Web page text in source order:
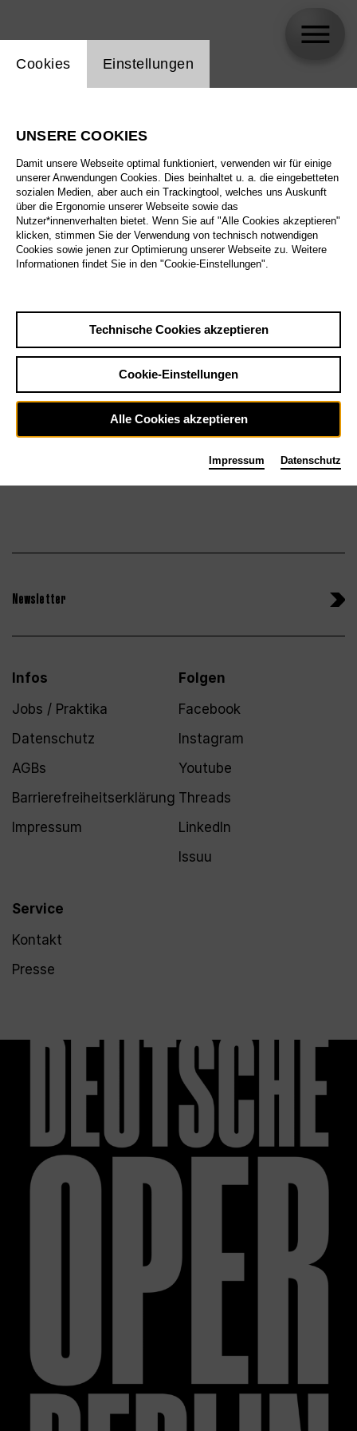
Biographie
Spielplan
Nixon in China
Tickets
So 10.1.27
Sa 30.1.27
Newsletter
Infos
Jobs / Praktika
Datenschutz
AGBs
Barrierefreiheitserklärung
Impressum
Service
Kontakt
Presse
Folgen
Facebook
Instagram
Youtube
Threads
LinkedIn
Issuu
Einstellung Website Cookie
Cookies Einstellungen
UNSERE COOKIES
Damit unsere Webseite optimal funktioniert, verwenden wir für einige
unserer Anwendungen Cookies. Dies beinhaltet u. a. die eingebetteten
sozialen Medien, aber auch ein Trackingtool, welches uns Auskunft
über die Ergonomie unserer Webseite sowie das
Nutzer*innenverhalten bietet. Wenn Sie auf "Alle Cookies akzeptieren"
klicken, stimmen Sie der Verwendung von technisch notwendigen
Cookies sowie jenen zur Optimierung unserer Webseite zu. Weitere
Informationen findet Sie in den "Cookie-Einstellungen".
Technische Cookies akzeptieren
Cookie-Einstellungen
Alle Cookies akzeptieren
Impressum Datenschutz